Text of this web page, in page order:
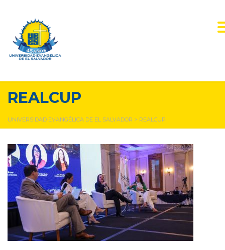
REALCUP
UNIVERSIDAD EVANGÉLICA DE EL SALVADOR > REALCUP